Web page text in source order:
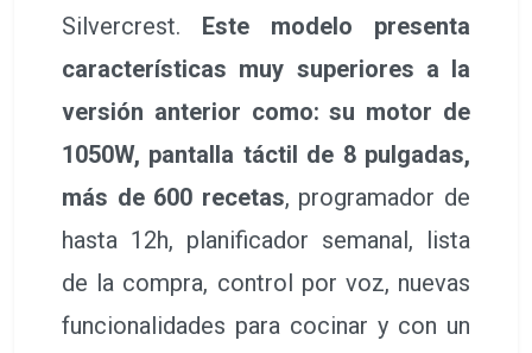
Silvercrest. Este modelo presenta
características muy superiores a la
versión anterior como: su motor de
1050W, pantalla táctil de 8 pulgadas,
más de 600 recetas, programador de
hasta 12h, planificador semanal, lista
de la compra, control por voz, nuevas
funcionalidades para cocinar y con un